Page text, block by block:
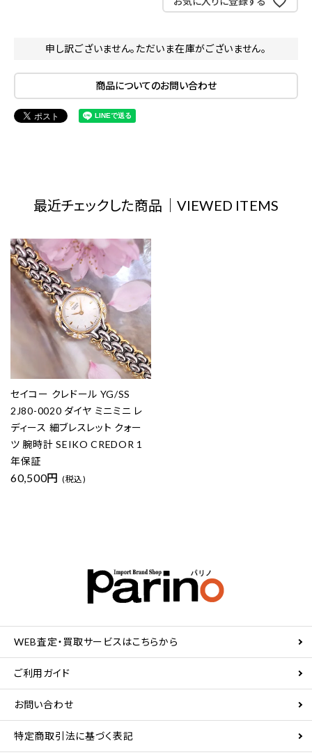
申し訳ございません。ただいま在庫がございません。
商品についてのお問い合わせ
最近チェックした商品｜VIEWED ITEMS
セイコー クレドール YG/SS
2J80-0020 ダイヤ ミニミニ レ
ディース 細ブレスレット クォー
ツ 腕時計 SEIKO CREDOR 1
年保証
60,500円 (税込)
WEB査定・買取サービスはこちらから
ご利用ガイド
お問い合わせ
特定商取引法に基づく表記